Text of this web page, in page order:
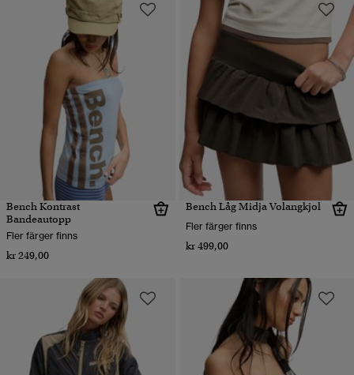
Bench Kontrast
Bandeautopp
Fler färger finns
kr 249,00
Bench Låg Midja Volangkjol
Fler färger finns
kr 499,00